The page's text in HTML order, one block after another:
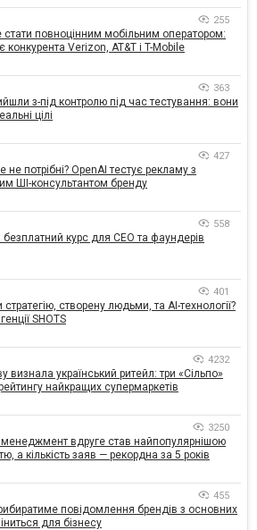
255
стати повноцінним мобільним оператором:
конкурента Verizon, AT&T і T-Mobile
363
з-під контролю під час тестування: вони
цілі
427
не потрібні? OpenAI тестує рекламу з
ШІ-консультантом бренду
558
курс для CEO та фаундерів
401
створену людьми, та AI-технології?
SHOTS
4232
визнала український ритейл: три «Сільпо»
найкращих супермаркетів
3250
вдруге став найпопулярнішою
а кількість заяв — рекордна за 5 років
455
повідомлення брендів з основних
для бізнесу